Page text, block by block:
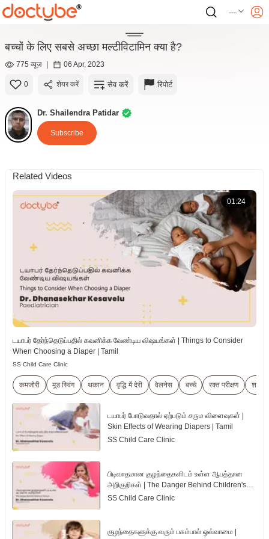
---
बच्चों के लिए सबसे अच्छा मल्टीविटामिन क्या है?
775 व्यूज़ | 06 Apr, 2023
0 शेयर करें सेव करें रिपोर्ट
Dr. Shailendra Patidar
Subscribe
Related Videos
01:24
டயாபர் தேர்ந்தெடுப்பதில் கவனிக்க வேண்டிய விஷயங்கள் | Things to Consider
When Choosing a Diaper | Tamil
SS Child Care Clinic
कमजोरी मूड स्विंग थकान वृद्धि में देरी वेलनेस बच्चे रक्त परीक्षण
டயாபர் போடுவதால் ஏற்படும் சரும விளைவுகள் |
Skin Effects of Wearing Diapers | Tamil
SS Child Care Clinic
பிடிவாதமான குழந்தைகளிடம் உள்ள ஆபத்தான
அறிகுறிகள் | The Danger Behind Children's
Tantrum | Tamil
SS Child Care Clinic
குழந்தைகளுக்கு வரும் பசும்பால் ஒவ்வாமை |